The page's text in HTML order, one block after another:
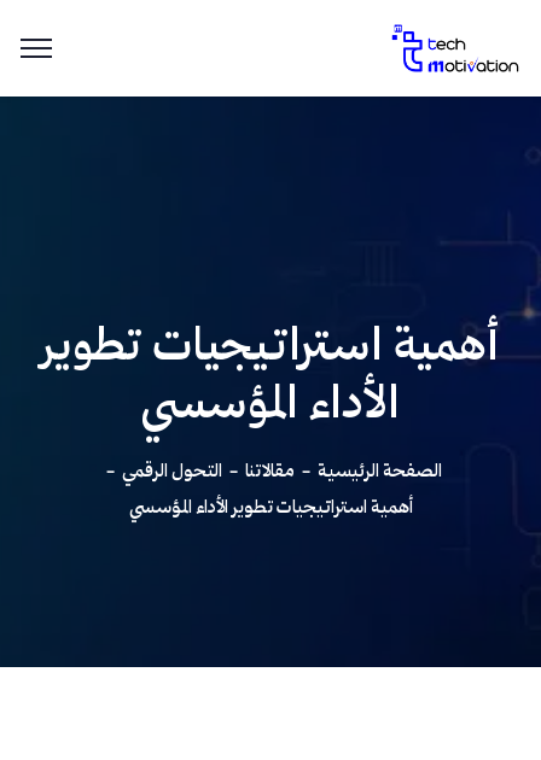
أهمية استراتيجيات تطوير
الأداء المؤسسي
الصفحة الرئيسية مقالاتنا
التحول الرقمي
أهمية استراتيجيات تطوير الأداء المؤسسي